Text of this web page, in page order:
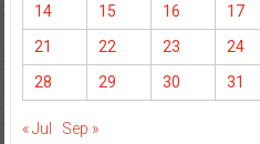
14 15 16 17
21
22 23 24
28
29 30 31
« Jul Sep »